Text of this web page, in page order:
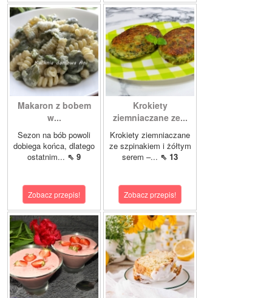
Makaron z bobem
w...
Sezon na bób powoli
dobiega końca, dlatego
ostatnim... ⇖ 9
Zobacz przepis!
Krokiety
ziemniaczane ze...
Krokiety ziemniaczane
ze szpinakiem i żółtym
serem –... ⇖ 13
Zobacz przepis!